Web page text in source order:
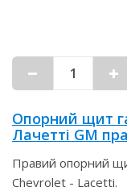
Опорний щит
Лачетті GM
Правий опорний
Chevrolet - Lacetti.